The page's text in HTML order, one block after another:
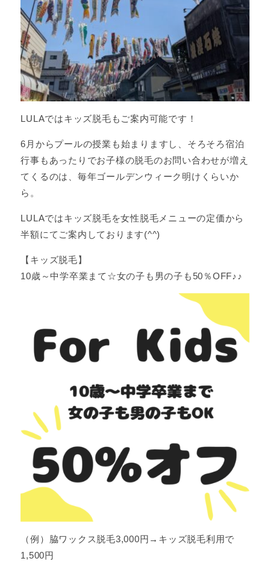
LULAではキッズ脱毛もご案内可能です！
6月からプールの授業も始まりますし、そろそろ宿泊
行事もあったりでお子様の脱毛のお問い合わせが増え
てくるのは、毎年ゴールデンウィーク明けくらいか
ら。
LULAではキッズ脱毛を女性脱毛メニューの定価から
半額にてご案内しております(^^)
【キッズ脱毛】
10歳～中学卒業まて☆女の子も男の子も50％OFF♪♪
（例）脇ワックス脱毛3,000円→キッズ脱毛利用で
1,500円